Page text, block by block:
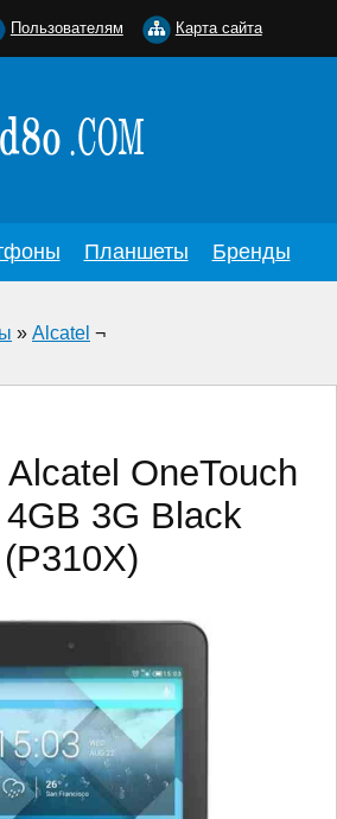
Планшеты Бренды
» Alcatel ¬
OneTouch
3G Black
(P310X)
Пользователям Карта сайта